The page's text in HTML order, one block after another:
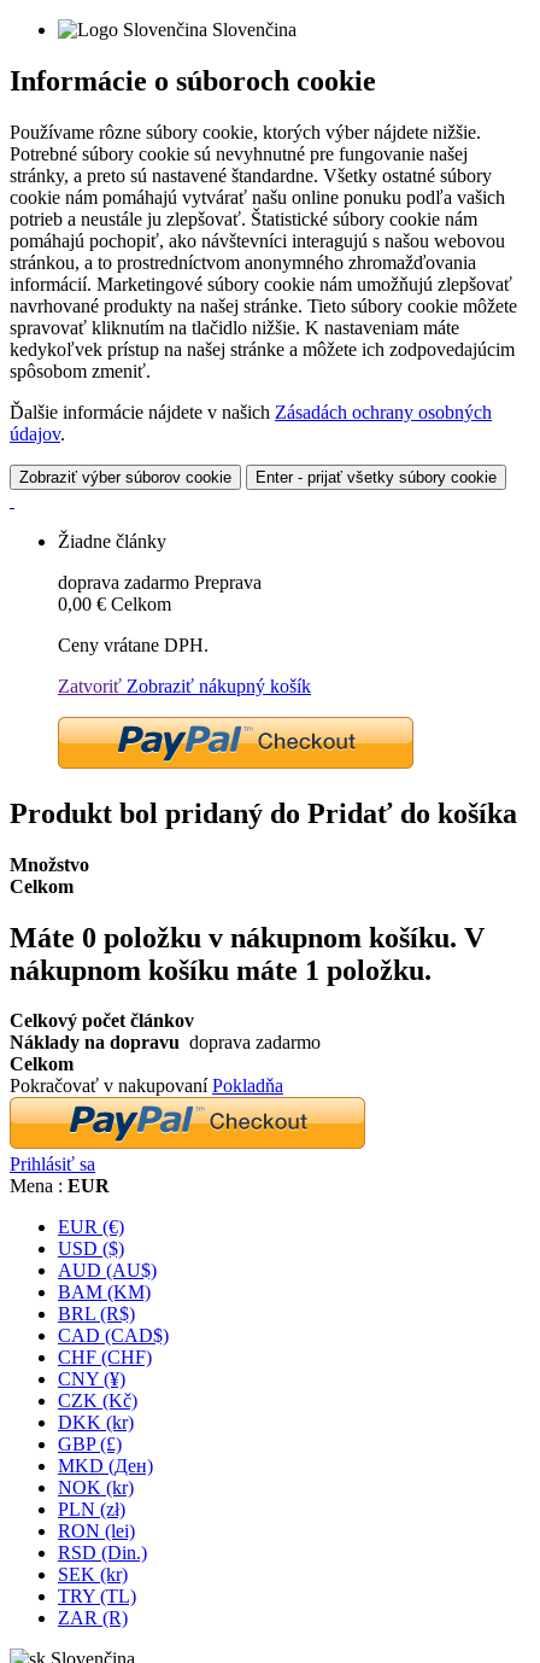
Slovenčina
Informácie o súboroch cookie
Používame rôzne súbory cookie, ktorých výber nájdete nižšie.
Potrebné súbory cookie sú nevyhnutné pre fungovanie našej
stránky, a preto sú nastavené štandardne. Všetky ostatné súbory
cookie nám pomáhajú vytvárať našu online ponuku podľa vašich
potrieb a neustále ju zlepšovať. Štatistické súbory cookie nám
pomáhajú pochopiť, ako návštevníci interagujú s našou webovou
stránkou, a to prostredníctvom anonymného zhromažďovania
informácií. Marketingové súbory cookie nám umožňujú zlepšovať
navrhované produkty na našej stránke. Tieto súbory cookie môžete
spravovať kliknutím na tlačidlo nižšie. K nastaveniam máte
kedykoľvek prístup na našej stránke a môžete ich zodpovedajúcim
spôsobom zmeniť.
Ďalšie informácie nájdete v našich Zásadách ochrany osobných
údajov.
Zobraziť výber súborov cookie Enter - prijať všetky súbory cookie
Žiadne články
doprava zadarmo Preprava
0,00 € Celkom
Ceny vrátane DPH.
Zatvoriť Zobraziť nákupný košík
Produkt bol pridaný do Pridať do košíka
Množstvo
Celkom
Máte 0 položku v nákupnom košíku. V
nákupnom košíku máte 1 položku.
Celkový počet článkov
Náklady na dopravu doprava zadarmo
Celkom
Pokračovať v nakupovaníPokladňa
Prihlásiť sa
Mena : EUR
EUR (€)
USD ($)
AUD (AU$)
BAM (KM)
BRL (R$)
CAD (CAD$)
CHF (CHF)
CNY (¥)
CZK (Kč)
DKK (kr)
GBP (£)
MKD (Ден)
NOK (kr)
PLN (zł)
RON (lei)
RSD (Din.)
SEK (kr)
TRY (TL)
ZAR (R)